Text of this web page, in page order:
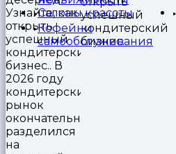
Салоны красоты
Кофейни
самообслуживания
Узнайте, как
открыть
успешный
кондитерский
бизнес.. В
2026 году
кондитерский
рынок
окончательно
разделился
на